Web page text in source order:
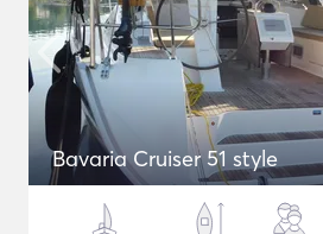
Bavaria Cruiser 51 style